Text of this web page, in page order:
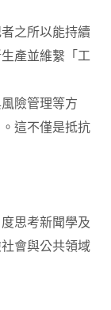
之所以能持續
產並維繫「工
險管理等方
這不僅是抵抗
思考新聞學及
會與公共領域